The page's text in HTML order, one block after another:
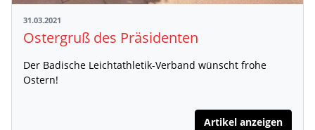
31.03.2021
Ostergruß des Präsidenten
Der Badische Leichtathletik-Verband wünscht frohe
Ostern!
Artikel anzeigen